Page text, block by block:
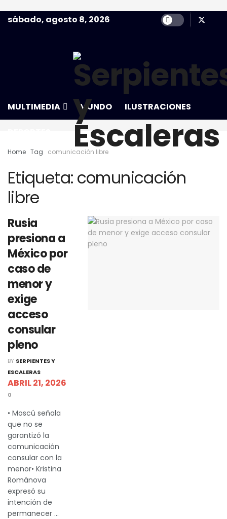
sábado, agosto 8, 2026
CIUDAD COLUMNA
MULTIMEDIA MUNDO ILUSTRACIONES
Home Tag comunicación libre
Etiqueta: comunicación
libre
Rusia
presiona a
México por
caso de
menor y
exige
acceso
consular
pleno
BY SERPIENTES Y
ESCALERAS
ABRIL 21, 2026
0
• Moscú señala
que no se
garantizó la
comunicación
consular con la
menor• Kristina
Románova
expresó su
intención de
permanecer ...